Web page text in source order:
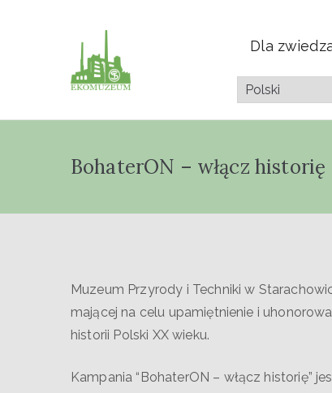
Muzeum
Pazdura
Dla
BohaterON – włącz historię
Muzeum Przyrody i Techniki w
mającej na celu upamiętnienie i
historii Polski XX wieku.
Kampania “BohaterON – włącz historię”